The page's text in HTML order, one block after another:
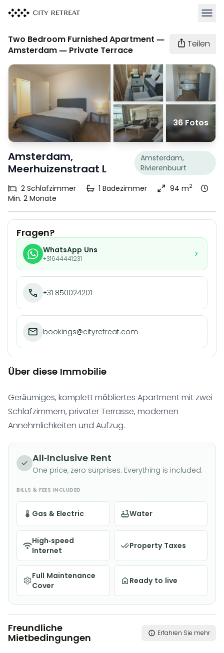
Two Bedroom Furnished Apartment —
Amsterdam — Private Terrace
Teilen
36 Fotos
Amsterdam,
Meerhuizenstraat L
Amsterdam,
Rivierenbuurt
2 Schlafzimmer 1 Badezimmer 94 m2
Min. 2 Monate
Fragen?
WhatsApp Uns
+31644441231
+31 850024201
bookings@cityretreat.com
Über diese Immobilie
Geräumiges, komplett möbliertes Apartment mit zwei
Schlafzimmern, privater Terrasse, modernen
Annehmlichkeiten und Aufzug.
All-Inclusive Rent
One price, zero surprises. Everything is included.
BILLS & FEES INCLUDED
Gas & Electric Water
High-speed
Internet
Property Taxes
Full Maintenance
Cover
Ready to live
Freundliche
Mietbedingungen
Erfahren Sie mehr